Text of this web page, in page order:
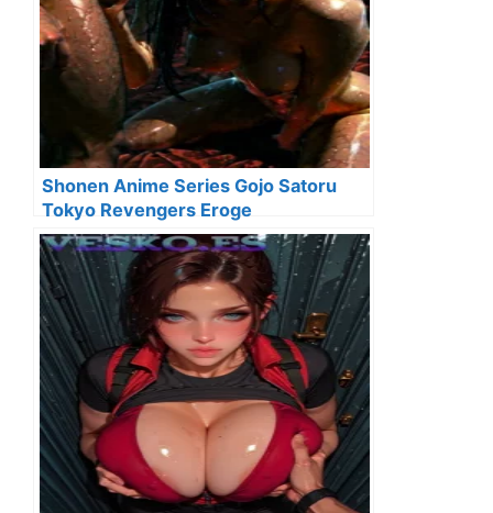
Shonen Anime Series Gojo Satoru
Tokyo Revengers Eroge